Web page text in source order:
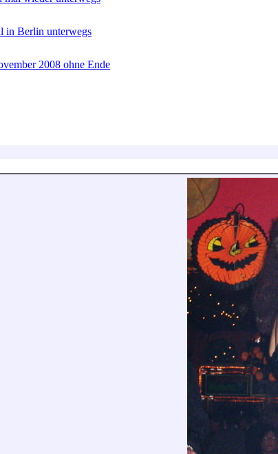
in Berlin unterwegs
2008 ohne Ende